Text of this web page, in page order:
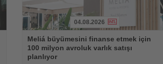
Oku
04.08.2026
Meliá büyümesini finanse etmek için
100 milyon avroluk varlık satışı
planlıyor